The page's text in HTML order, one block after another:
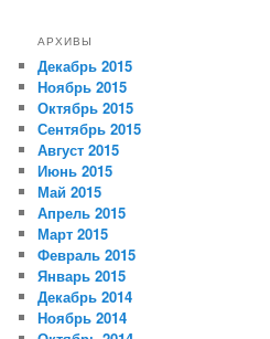
АРХИВЫ
Декабрь 2015
Ноябрь 2015
Октябрь 2015
Сентябрь 2015
Август 2015
Июнь 2015
Май 2015
Апрель 2015
Март 2015
Февраль 2015
Январь 2015
Декабрь 2014
Ноябрь 2014